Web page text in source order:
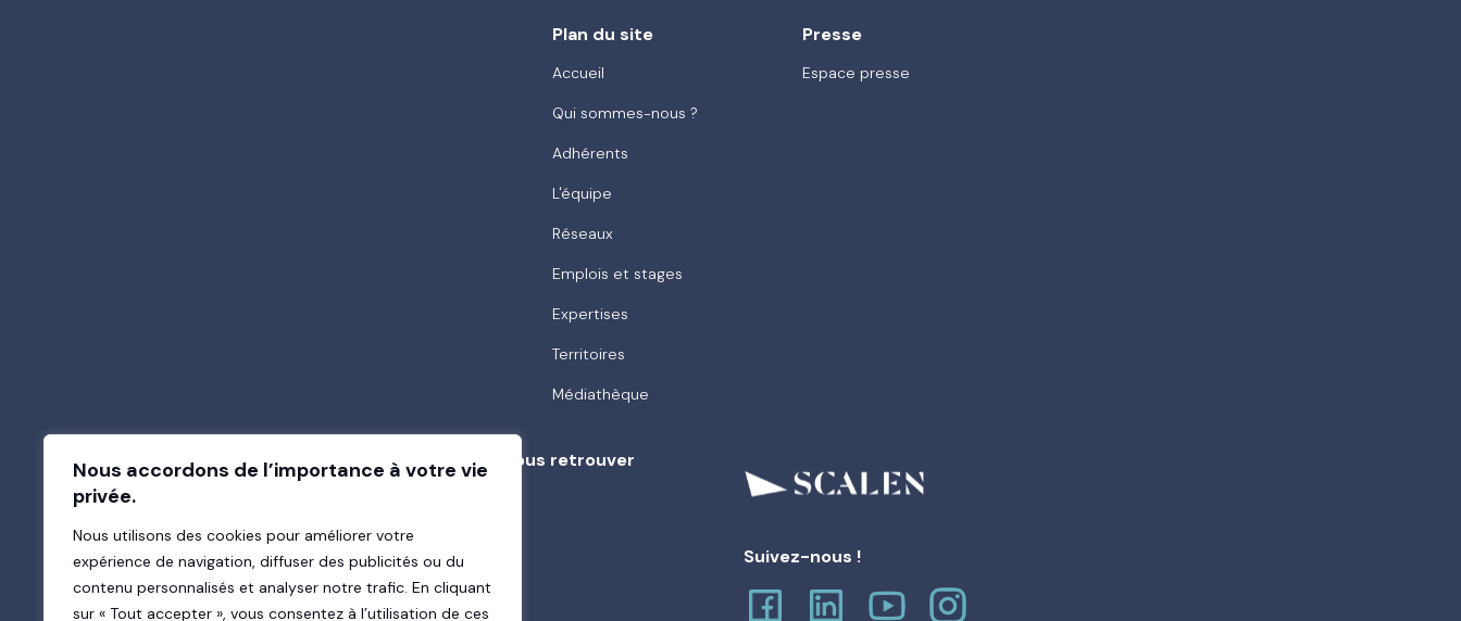
Nous accordons de l’importance à votre vie
privée.
Nous utilisons des cookies pour améliorer votre
expérience de navigation, diffuser des publicités ou du
contenu personnalisés et analyser notre trafic. En cliquant
sur « Tout accepter », vous consentez à l’utilisation de ces
Plan du site
Accueil
Qui sommes-nous ?
Adhérents
L'équipe
Réseaux
Emplois et stages
Expertises
Territoires
Médiathèque
Presse
Espace presse
Où nous retrouver
Suivez-nous !